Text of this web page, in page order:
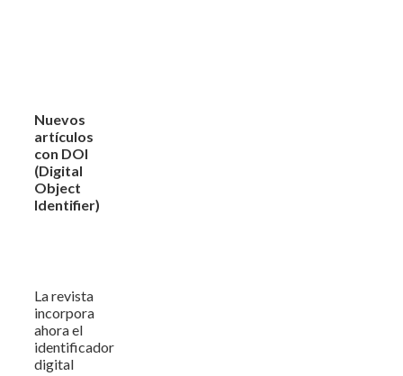
Nuevos
artículos
con DOI
(Digital
Object
Identifier)
La revista
incorpora
ahora el
identificador
digital